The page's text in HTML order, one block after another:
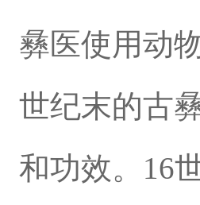
彝医使用动
世纪末的古
和功效。16